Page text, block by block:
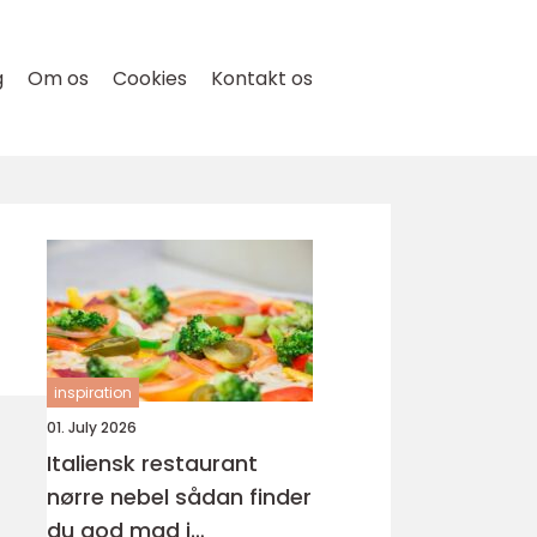
Om os Cookies Kontakt os
inspiration
01. July 2026
Italiensk restaurant
nørre nebel sådan finder
du god mad i